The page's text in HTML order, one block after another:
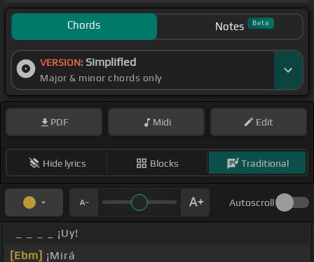
Chords Notes Beta
VERSION: Simplified
Major & minor chords only
PDF Midi Edit
Hide lyrics Blocks Traditional
Autoscroll
_ _ _ _ ¡Uy!
[Ebm] ¡Mirá